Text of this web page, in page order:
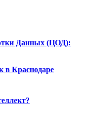
Данных (ЦОД):
Краснодаре